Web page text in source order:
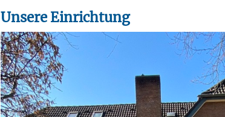
Unsere Einrichtung